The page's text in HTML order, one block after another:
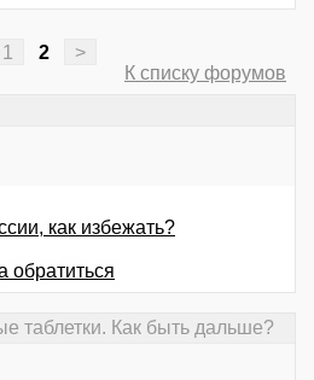
1
2
>
К списку форумов
как избежать?
обратиться
таблетки. Как быть дальше?